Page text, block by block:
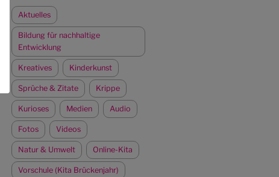
Aktuelles
Bildung für nachhaltige
Entwicklung
Kreatives Kinderkunst
Sprüche & Zitate Krippe
Kurioses Medien Audio
Fotos Videos
Natur & Umwelt Online-Kita
Vorschule (Kita Brückenjahr)